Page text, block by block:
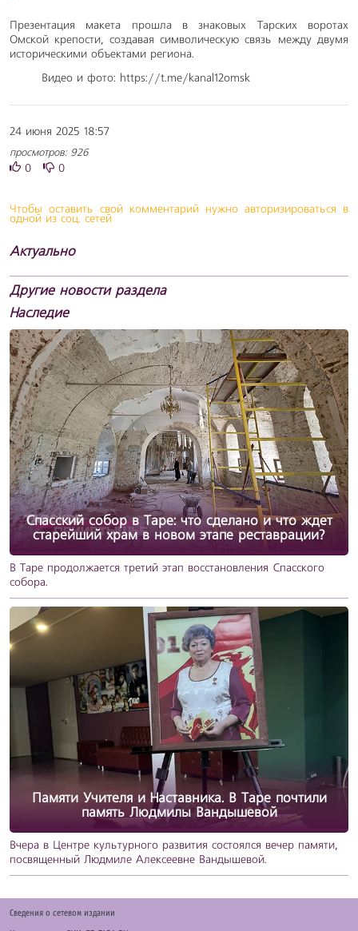
Презентация макета прошла в знаковых Тарских воротах
Омской крепости, создавая символическую связь между двумя
историческими объектами региона.
Видео и фото: https://t.me/kanal12omsk
24 июня 2025 18:57
просмотров: 926
0 0
Чтобы оставить свой комментарий нужно авторизироваться в
одной из соц. сетей
Актуально
Другие новости раздела
Наследие
Спасский собор в Таре: что сделано и что ждет
старейший храм в новом этапе реставрации?
В Таре продолжается третий этап восстановления Спасского
собора.
Памяти Учителя и Наставника. В Таре почтили
память Людмилы Вандышевой
Вчера в Центре культурного развития состоялся вечер памяти,
посвященный Людмиле Алексеевне Вандышевой.
Cведения о сетевом издании